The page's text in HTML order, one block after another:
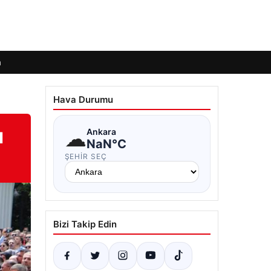
Hava Durumu
☁Ankara
NaN°C
ŞEHIR SEÇ
Bizi Takip Edin